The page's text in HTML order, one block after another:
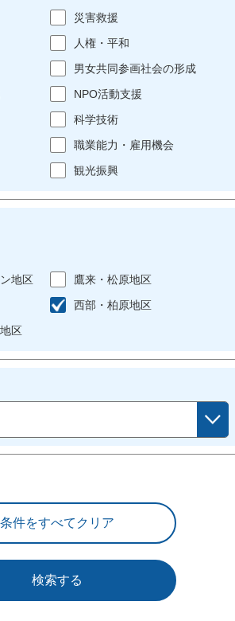
災害救援
人権・平和
男女共同参画社会の形成
NPO活動支援
科学技術
職業能力・雇用機会
観光振興
地区
鷹来・松原地区
西部・柏原地区
区
検索する